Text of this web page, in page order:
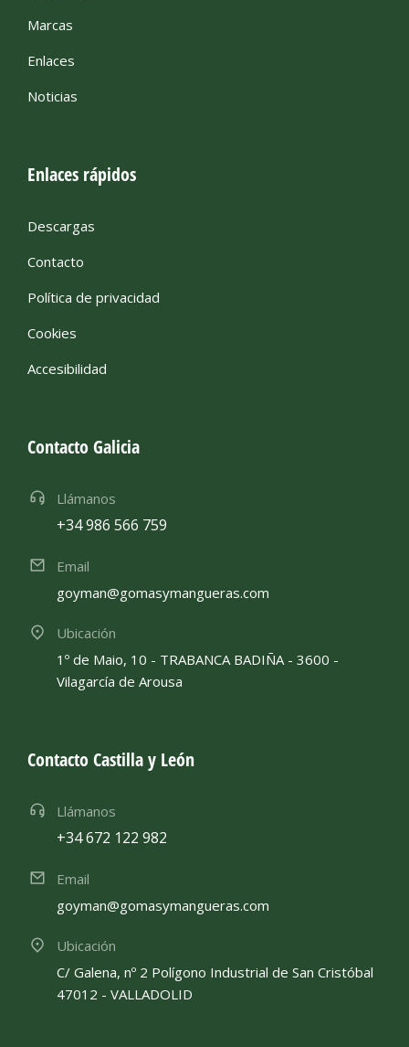
Marcas
Enlaces
Noticias
Enlaces rápidos
Descargas
Contacto
Política de privacidad
Cookies
Accesibilidad
Contacto Galicia
Llámanos
+34 986 566 759
Email
goyman@gomasymangueras.com
Ubicación
1º de Maio, 10 - TRABANCA BADIÑA - 3600 -
Vilagarcía de Arousa
Contacto Castilla y León
Llámanos
+34 672 122 982
Email
goyman@gomasymangueras.com
Ubicación
C/ Galena, nº 2 Polígono Industrial de San Cristóbal
47012 - VALLADOLID